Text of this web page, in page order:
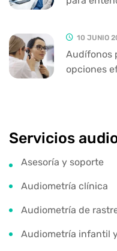
10 JUNIO
Audífonos
opciones
Servicios
Asesoría y soporte
Audiometría clínica
Audiometría de
Audiometría infantil